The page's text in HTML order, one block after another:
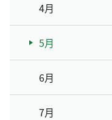
4月
5月
6月
7月